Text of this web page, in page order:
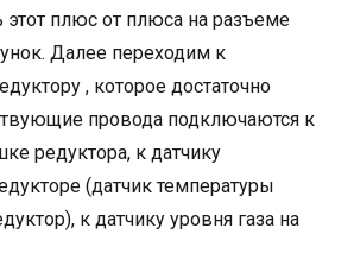
этот плюс от плюса на разъеме
Далее переходим к
, которое достаточно
провода подключаются к
редуктора, к датчику
(датчик температуры
к датчику уровня газа на